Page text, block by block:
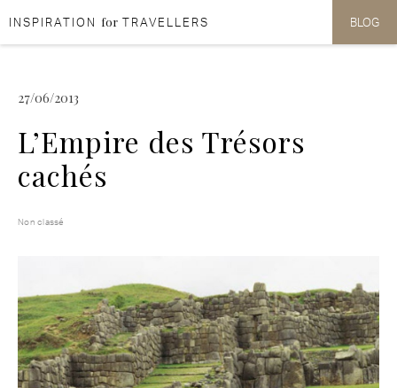
Aller au contenu
Aller au menu
INSPIRATION for TRAVELLERS BLOG
27/06/2013
L’Empire des Trésors
cachés
Non classé